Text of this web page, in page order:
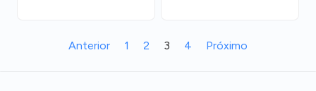
Anterior 1 2 3 4 Próximo